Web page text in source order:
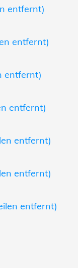
entfernt)
entfernt)
entfernt)
entfernt)
entfernt)
entfernt)
entfernt)